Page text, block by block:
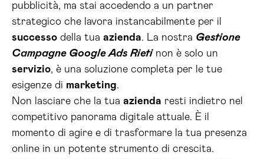
pubblicità, ma stai accedendo a un partner
strategico che lavora instancabilmente per il
successo della tua azienda. La nostra Gestione
Campagne Google Ads Rietinon è solo un
servizio, è una soluzione completa per le tue
esigenze di marketing.
Non lasciare che la tua azienda resti indietro nel
competitivo panorama digitale attuale. È il
momento di agire e di trasformare la tua presenza
online in un potente strumento di crescita.